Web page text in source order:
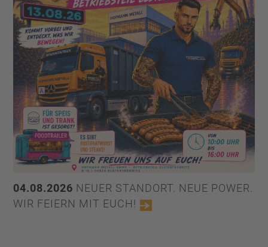
04.08.2026 NEUER STANDORT. NEUE POWER.
WIR FEIERN MIT EUCH!